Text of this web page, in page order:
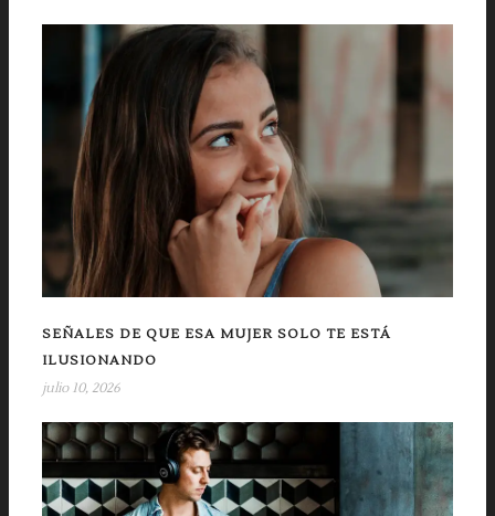
SEÑALES DE QUE ESA MUJER SOLO TE ESTÁ
ILUSIONANDO
julio 10, 2026